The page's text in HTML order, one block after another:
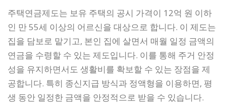
주택연금제도는 보유 주택의 공시 가격이 12억 원 이하
인 만 55세 이상의 어르신을 대상으로 합니다. 이 제도는
집을 담보로 맡기고, 본인 집에 살면서 매월 일정 금액의
연금을 수령할 수 있는 제도입니다. 이를 통해 주거 안정
성을 유지하면서도 생활비를 확보할 수 있는 장점을 제
공합니다. 특히 종신지급 방식과 정액형을 이용하면, 평
생 동안 일정한 금액을 안정적으로 받을 수 있습니다.